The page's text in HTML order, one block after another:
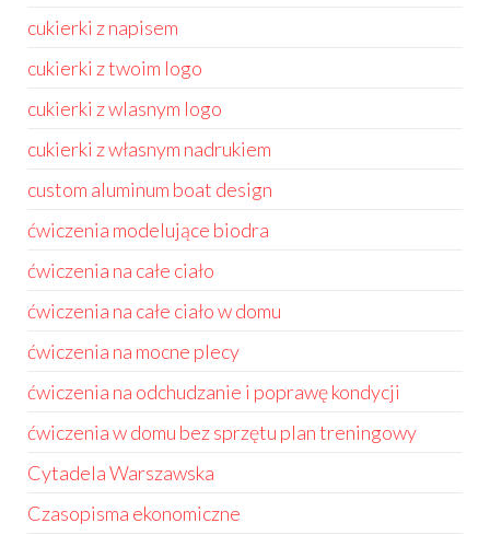
cukierki z napisem
cukierki z twoim logo
cukierki z wlasnym logo
cukierki z własnym nadrukiem
custom aluminum boat design
ćwiczenia modelujące biodra
ćwiczenia na całe ciało
ćwiczenia na całe ciało w domu
ćwiczenia na mocne plecy
ćwiczenia na odchudzanie i poprawę kondycji
ćwiczenia w domu bez sprzętu plan treningowy
Cytadela Warszawska
Czasopisma ekonomiczne